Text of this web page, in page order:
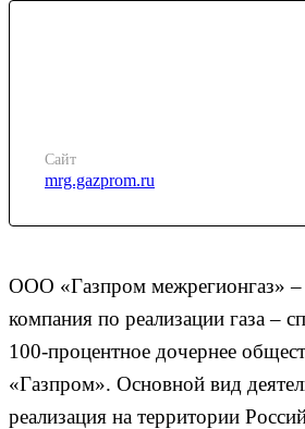
Сайт
mrg.gazprom.ru
ООО «Газпром межрегионгаз» –
компания по реализации газа –
100-процентное дочернее
«Газпром». Основной вид
реализация на территории